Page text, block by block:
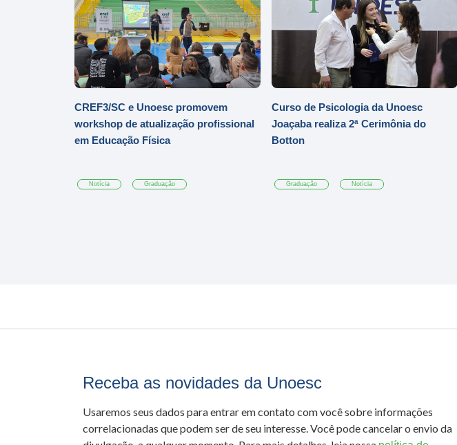
CREF3/SC e Unoesc promovem
workshop de atualização profissional
em Educação Física
Notícia Graduação
Curso de Psicologia da Unoesc
Joaçaba realiza 2ª Cerimônia do
Botton
Graduação Notícia
Receba as novidades da Unoesc
Usaremos seus dados para entrar em contato com você sobre informações
correlacionadas que podem ser de seu interesse. Você pode cancelar o envio da